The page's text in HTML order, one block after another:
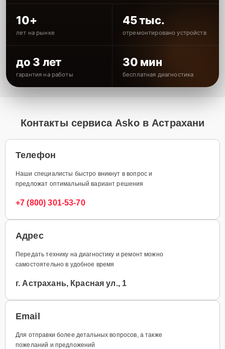
10+
лет на рынке
45 тыс.
отремонтировано устройств
до 3 лет
гарантия на работы
30 мин
бесплатная диагностика
Контакты сервиса Asko в Астрахани
Телефон
Наши специалисты быстро вникнут в вопрос и
предложат оптимальный вариант решения
+7 (800) 301-53-70
Адрес
Передать технику на диагностику и ремонт можно
самостоятельно в удобное время
г. Астрахань, Красная ул., 1
Email
Для отправки более детальных вопросов, а также
пожеланий и предложений